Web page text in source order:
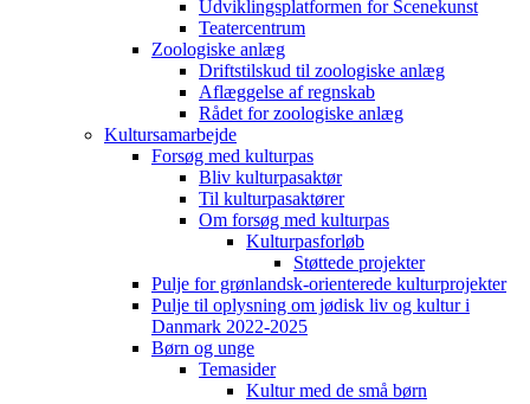
Udviklingsplatformen for Scenekunst
Teatercentrum
Zoologiske anlæg
Driftstilskud til zoologiske anlæg
Aflæggelse af regnskab
Rådet for zoologiske anlæg
Kultursamarbejde
Forsøg med kulturpas
Bliv kulturpasaktør
Til kulturpasaktører
Om forsøg med kulturpas
Kulturpasforløb
Støttede projekter
Pulje for grønlandsk-orienterede kulturprojekter
Pulje til oplysning om jødisk liv og kultur i
Danmark 2022-2025
Børn og unge
Temasider
Kultur med de små børn